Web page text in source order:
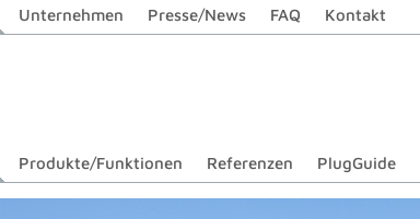
Unternehmen Presse/News FAQ Kontakt
Produkte/Funktionen Referenzen PlugGuide